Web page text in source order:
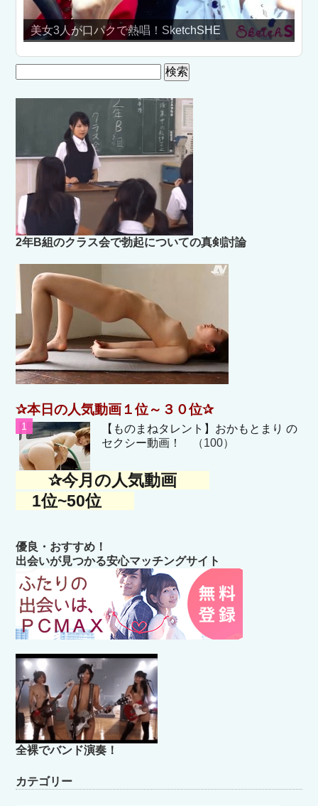
3人が口パクで熱唱！SketchSHE
【ぽこ×た
いかせる男
索:
2年B組のクラス会で勃起についての真剣討論
✰本日の人気動画１位～３０位✰
【ものまねタレント】おかもとまり の
セクシー動画！
（100）
✰今月の人気動画
1位~50位
優良・おすすめ！
出会いが見つかる安心マッチングサイト
全裸でバンド演奏！
カテゴリー